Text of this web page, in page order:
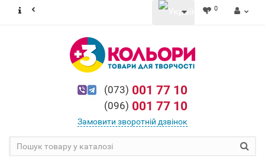
0
(073) 001 77 10
(096) 001 77 10
Замовити зворотній дзвінок